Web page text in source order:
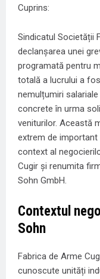
Cuprins:
Sindicatul Societății
declanșarea unei
programată pentru
totală a lucrului a
nemulțumiri
concrete în urma
veniturilor. Această
extrem de important
context al
Cugir și renumita
Sohn GmbH.
Contextul
Sohn
Fabrica de Arme
cunoscute unități